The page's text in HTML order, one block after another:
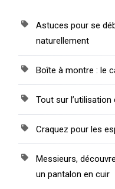
Astuces pour se
naturellement
Boîte à montre : le
Tout sur
Craquez pour les
Messieurs,
un pantalon en cuir